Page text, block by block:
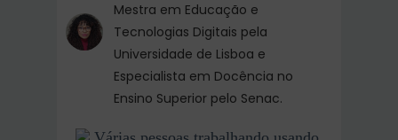
Mestra em Educação e
Tecnologias Digitais pela
Universidade de Lisboa e
Especialista em Docência no
Ensino Superior pelo Senac.